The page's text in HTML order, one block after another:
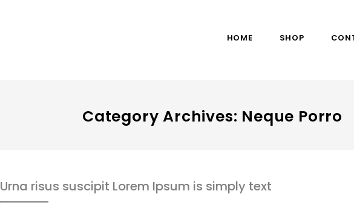
HOME SHOP
Category Archives: Neque Porro
Urna risus suscipit Lorem Ipsum is simply text